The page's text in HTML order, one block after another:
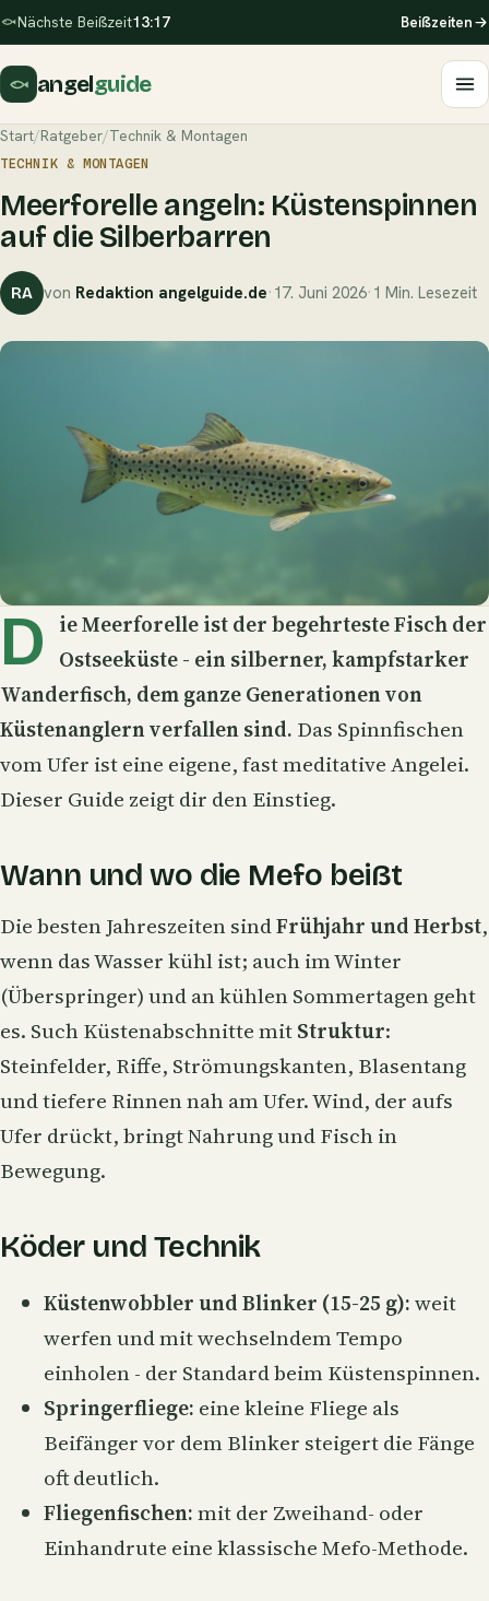
Nächste Beißzeit13:17 Beißzeiten
angelguide
Start/Ratgeber/Technik & Montagen
TECHNIK & MONTAGEN
Meerforelle angeln: Küstenspinnen
auf die Silberbarren
RA von Redaktion angelguide.de· 17. Juni 2026· 1 Min. Lesezeit
D ieMeerforelleist der begehrteste Fisch der
Ostseeküste - ein silberner, kampfstarker
Wanderfisch, dem ganze Generationen von
Küstenanglern verfallen sind. Das Spinnfischen
vom Ufer ist eine eigene, fast meditative Angelei.
Dieser Guide zeigt dir den Einstieg.
Wann und wo die Mefo beißt
Die besten Jahreszeiten sindFrühjahr und Herbst,
wenn das Wasser kühl ist; auch im Winter
(Überspringer) und an kühlen Sommertagen geht
es. Such Küstenabschnitte mitStruktur:
Steinfelder, Riffe, Strömungskanten, Blasentang
und tiefere Rinnen nah am Ufer. Wind, der aufs
Ufer drückt, bringt Nahrung und Fisch in
Bewegung.
Köder und Technik
Küstenwobblerund Blinker (15-25 g):weit
werfen und mit wechselndem Tempo
einholen - der Standard beimKüstenspinnen.
Springerfliege: eine kleine Fliege als
Beifänger vor dem Blinker steigert die Fänge
oft deutlich.
Fliegenfischen:mit der Zweihand- oder
Einhandrute eine klassische Mefo-Methode.